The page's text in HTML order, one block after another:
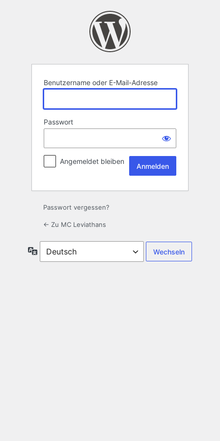
Benutzername oder E-Mail-Adresse
Passwort
Angemeldet bleiben
Passwort vergessen?
← Zu MC Leviathans
Sprache